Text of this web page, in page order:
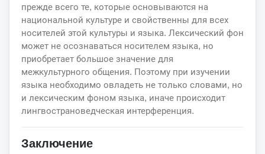
прежде всего те, которые основываются на
национальной культуре и свойственны для всех
носителей этой культуры и языка. Лексический фон
может не осознаваться носителем языка, но
приобретает большое значение для
межкультурного общения. Поэтому при изучении
языка необходимо овладеть не только словами, но
и лексическим фоном языка, иначе происходит
лингвострановедческая интерференция.
Заключение